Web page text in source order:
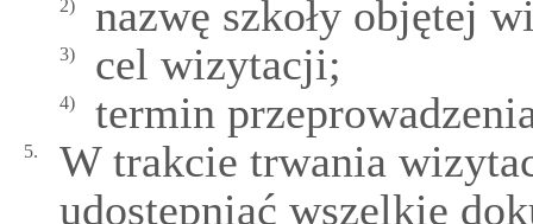
2) nazwę szkoły objętej
3) cel wizytacji;
4) termin
5.
W trakcie trwania
udostępniać wszelkie